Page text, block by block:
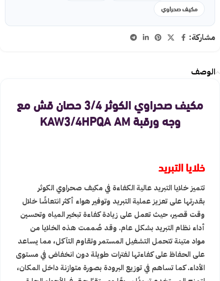
مكيف صحراوي
مشاركة:
الوصف
مكيف صحراوي الكوثر 3/4 حصان قش مع
وجه ورقبة KAW3/4HPQA AM
خلايا التبريد
تتميز خلايا التبريد عالية الكفاءة في مكيف صحراوي الكوثر
بقدرتها على تعزيز عملية التبريد وتوفير هواء أكثر انتعاشًا خلال
وقت قصير، حيث تعمل على زيادة كفاءة تبخير المياه وتحسين
أداء نظام التبريد بشكل عام. وقد صُممت هذه الخلايا من
مواد متينة تتحمل التشغيل المستمر وتقاوم التآكل، مما يساعد
على الحفاظ على كفاءتها لفترات طويلة دون انخفاض في مستوى
الأداء. كما تساهم في توزيع البرودة بصورة متوازنة داخل المكان،